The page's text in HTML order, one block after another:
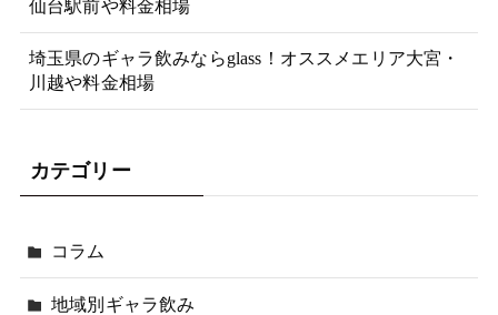
仙台駅前や料金相場
埼玉県のギャラ飲みならglass！オススメエリア大宮・
川越や料金相場
カテゴリー
コラム
地域別ギャラ飲み